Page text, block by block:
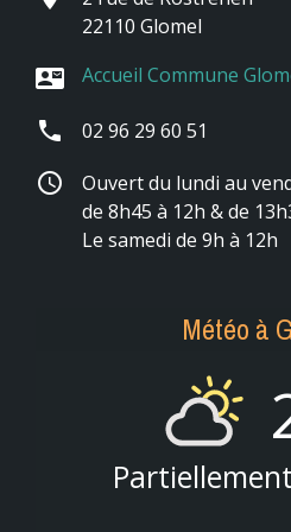
22110 Glomel
contact_mail Accueil Commune
phone 02 96 29 60 51
schedule
Ouvert du lundi au
de 8h45 à 12h & de
Le samedi de 9h à 12h
Météo à